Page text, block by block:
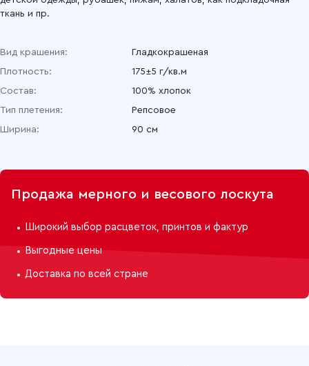
ткань и пр.
Вид крашения:
Гладкокрашеная
Плотность:
175±5 г/кв.м
Состав:
100% хлопок
Тип плетения:
Репсовое
Ширина:
90 см
Продажа мерного и весового лоскута
Широкий выбор расцветок, принтов и фактур
Выгодные цены
Доставка по всей стране